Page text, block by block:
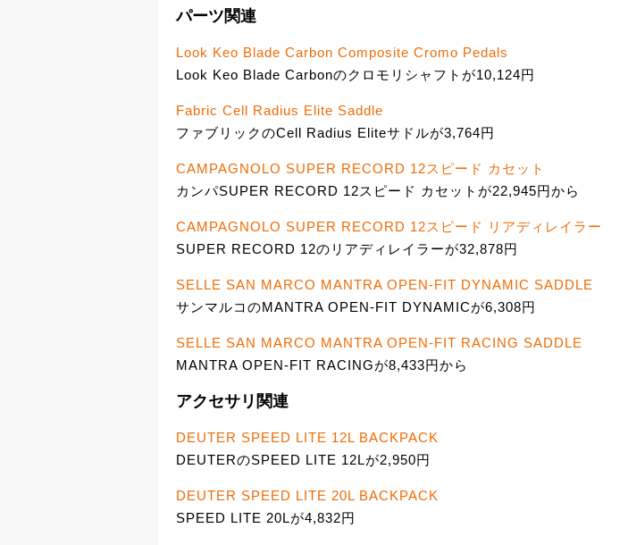
パーツ関連
Look Keo Blade Carbon Composite Cromo Pedals
Look Keo Blade Carbonのクロモリシャフトが10,124円
Fabric Cell Radius Elite Saddle
ファブリックのCell Radius Eliteサドルが3,764円
CAMPAGNOLO SUPER RECORD 12スピード カセット
カンパSUPER RECORD 12スピード カセットが22,945円から
CAMPAGNOLO SUPER RECORD 12スピード リアディレイラー
SUPER RECORD 12のリアディレイラーが32,878円
SELLE SAN MARCO MANTRA OPEN-FIT DYNAMIC SADDLE
サンマルコのMANTRA OPEN-FIT DYNAMICが6,308円
SELLE SAN MARCO MANTRA OPEN-FIT RACING SADDLE
MANTRA OPEN-FIT RACINGが8,433円から
アクセサリ関連
DEUTER SPEED LITE 12L BACKPACK
DEUTERのSPEED LITE 12Lが2,950円
DEUTER SPEED LITE 20L BACKPACK
SPEED LITE 20Lが4,832円